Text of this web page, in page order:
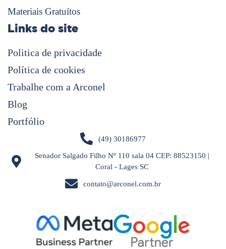
Materiais Gratuítos
Links do site
Politica de privacidade
Política de cookies
Trabalhe com a Arconel
Blog
Portfólio
(49) 30186977
Senador Salgado Filho Nº 110 sala 04 CEP: 88523150 |
Coral - Lages SC
contato@arconel.com.br